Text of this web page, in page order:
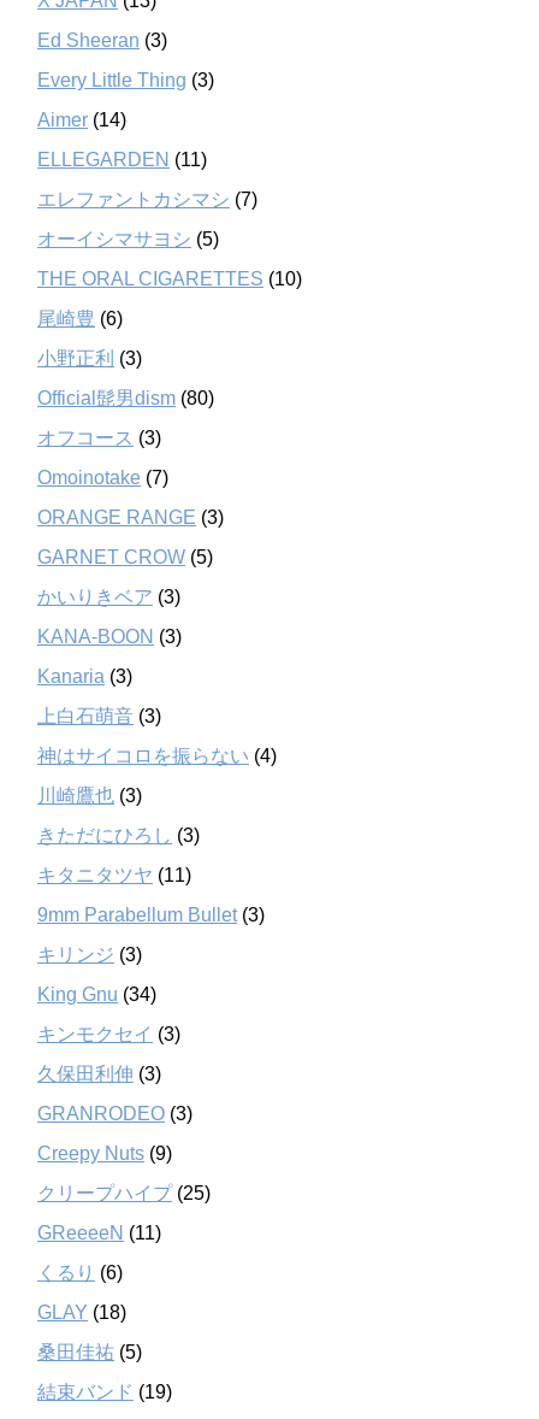
Ed Sheeran (3)
Every Little Thing (3)
Aimer (14)
ELLEGARDEN (11)
エレファントカシマシ (7)
オーイシマサヨシ (5)
THE ORAL CIGARETTES (10)
尾崎豊 (6)
小野正利 (3)
Official髭男dism (80)
オフコース (3)
Omoinotake (7)
ORANGE RANGE (3)
GARNET CROW (5)
かいりきベア (3)
KANA-BOON (3)
Kanaria (3)
上白石萌音 (3)
神はサイコロを振らない (4)
川崎鷹也 (3)
きただにひろし (3)
キタニタツヤ (11)
9mm Parabellum Bullet(3)
キリンジ (3)
King Gnu (34)
キンモクセイ (3)
久保田利伸 (3)
GRANRODEO (3)
Creepy Nuts (9)
クリープハイプ(25)
GReeeeN (11)
くるり (6)
GLAY (18)
桑田佳祐 (5)
結束バンド (19)